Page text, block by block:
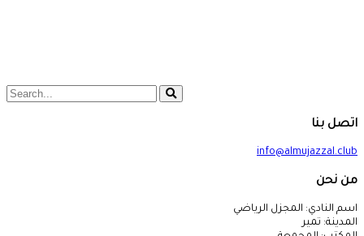
اتصل بنا
info@almujazzal.club
من نحن
اسم النادي: المجزل الرياضي
المدينة: تمير